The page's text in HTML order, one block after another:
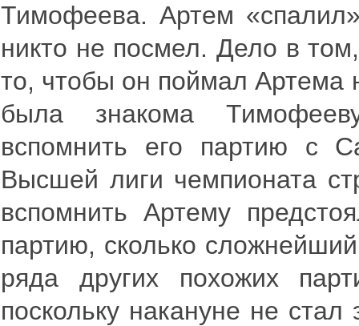
Тимофеева. Артем
никто не посмел. Дело в
то, чтобы он поймал Артема
была знакома
вспомнить его партию с
Высшей лиги чемпионата
вспомнить Артему
партию, сколько
ряда других похожих
поскольку накануне не